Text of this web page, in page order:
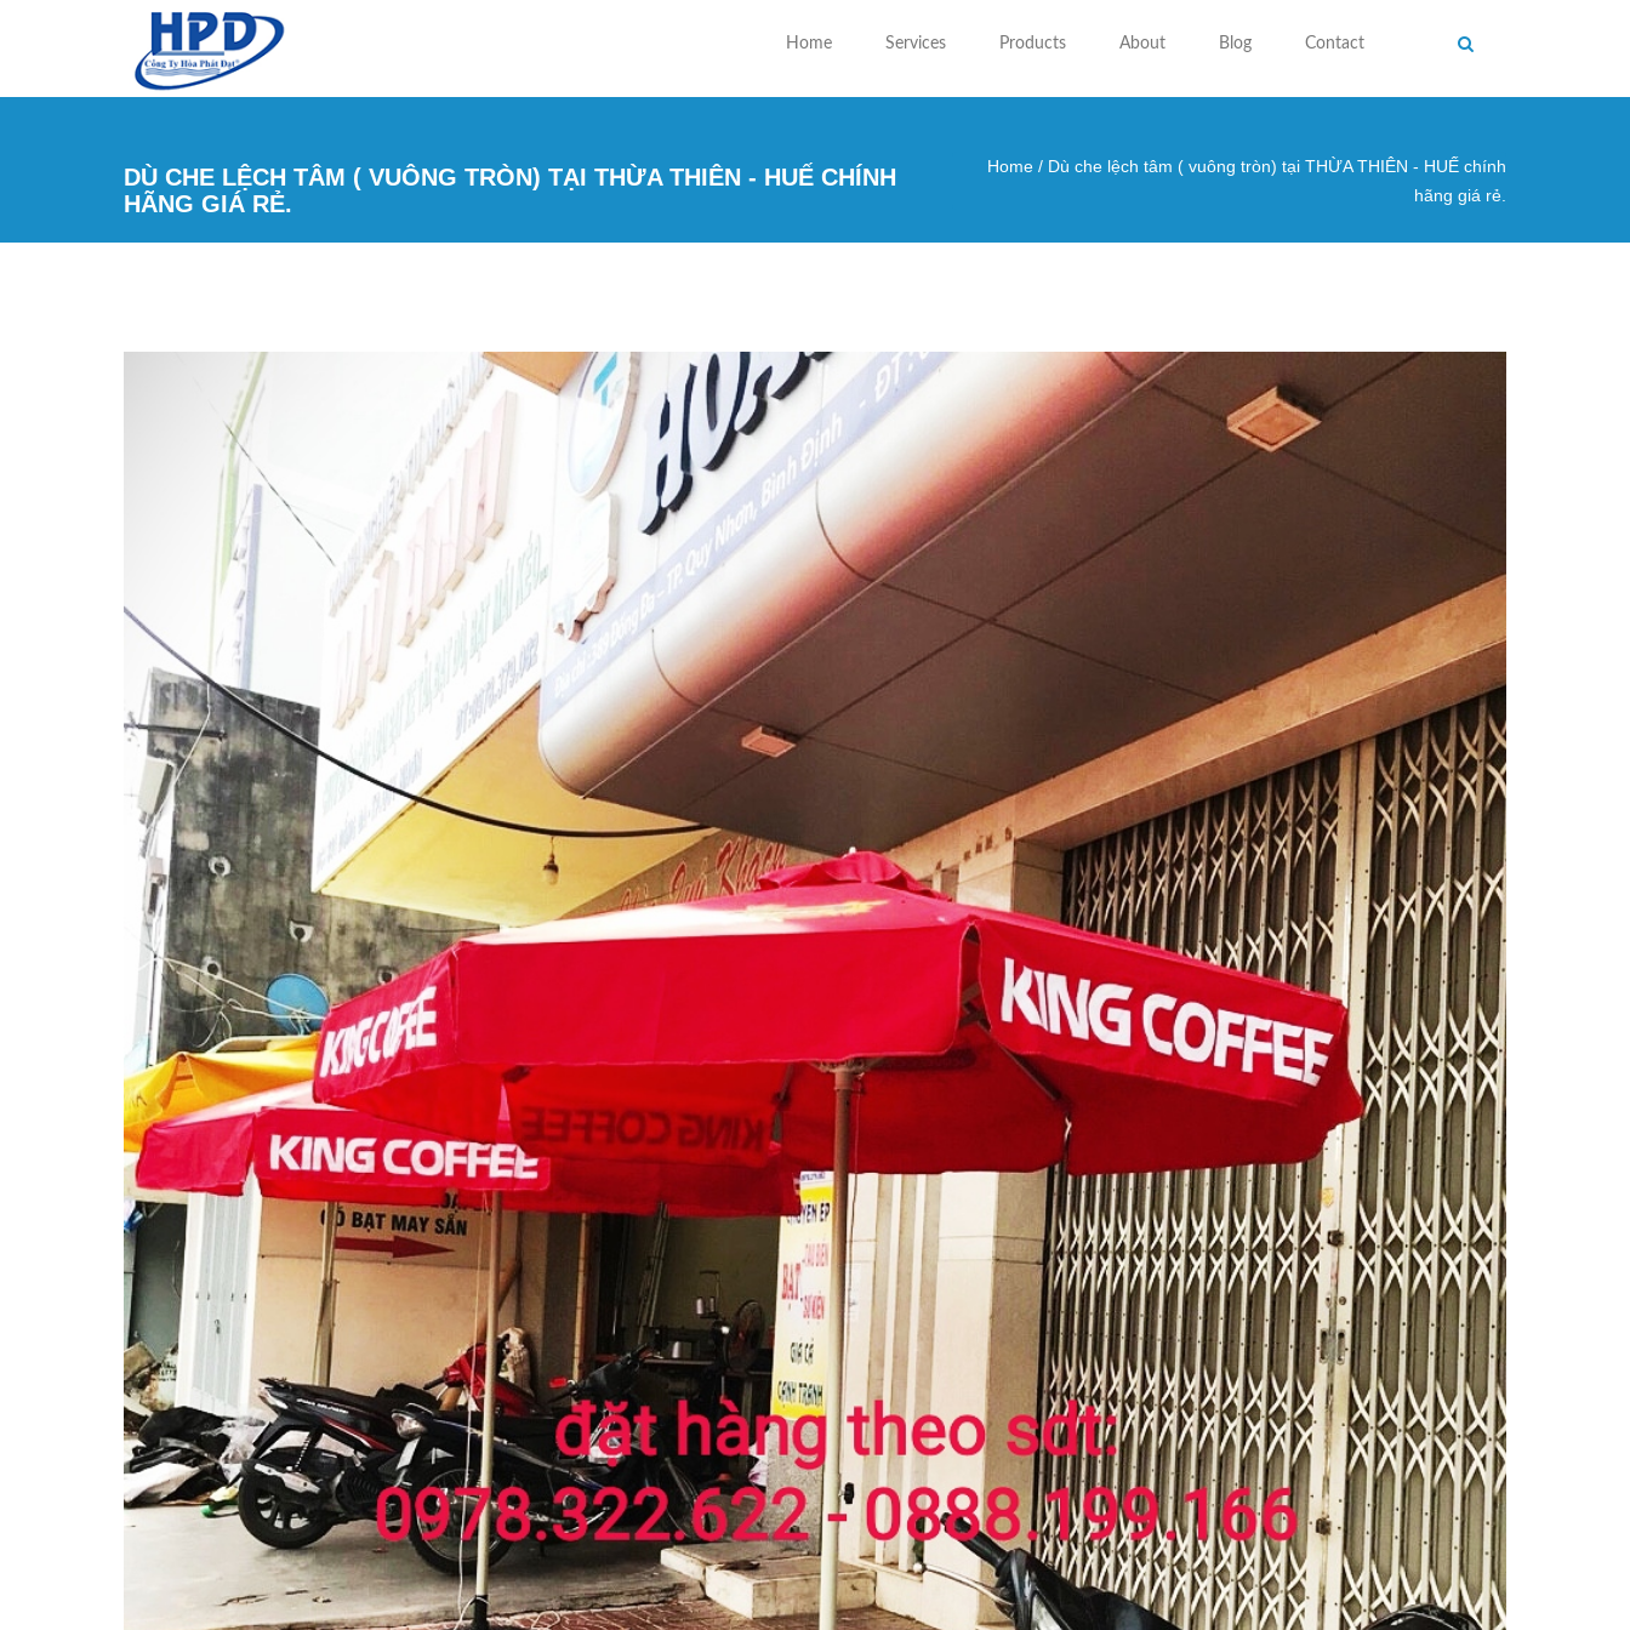
Skip to main content
Home Services Products About Blog Contact
DÙ CHE LỆCH TÂM ( VUÔNG TRÒN) TẠI THỪA THIÊN - HUẾ CHÍNH
HÃNG GIÁ RẺ.
Home / Dù che lệch tâm ( vuông tròn) tại THỪA THIÊN - HUẾ chính
hãng giá rẻ.